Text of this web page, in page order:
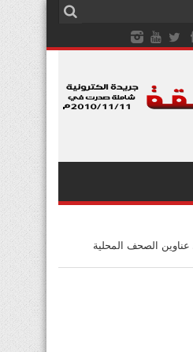
عناوين الصحف المحلية